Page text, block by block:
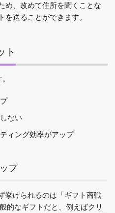
め、改めて住所を聞くことな
を送ることができます。
ト
ない
ィング効率がアップ
プ
挙げられるのは「ギフト商戦
的なギフトだと、例えばクリ